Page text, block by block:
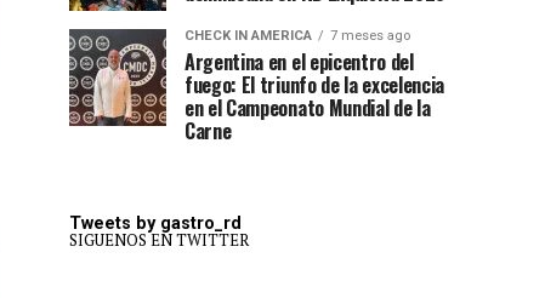
CHECK IN AMERICA 7 meses ago
Argentina en el epicentro del
fuego: El triunfo de la excelencia
en el Campeonato Mundial de la
Carne
Tweets by gastro_rd
SIGUENOS EN TWITTER